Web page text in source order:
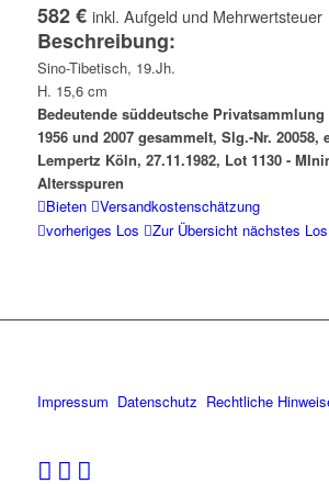
582 € inkl. Aufgeld und Mehrwertsteuer
Beschreibung:
Sino-Tibetisch, 19.Jh.
H. 15,6 cm
Bedeutende süddeutsche
1956 und 2007 gesammelt, Slg.-Nr. 20058,
Lempertz Köln, 27.11.1982, Lot 1130 -
Altersspuren
Bieten
Versandkostenschätzung
vorheriges Los
Zur Übersicht nächstes Los
Impressum Datenschutz Rechtliche